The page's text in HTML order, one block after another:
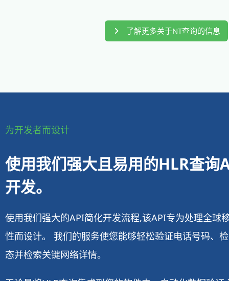
了解更多关于NT查询的信息
为开发者而设计
使用我们强大且易用的HLR查询
开发。
使用我们强大的API简化开发流程,该API专为处理全球
性而设计。 我们的服务使您能够轻松验证电话号码、
态并检索关键网络详情。